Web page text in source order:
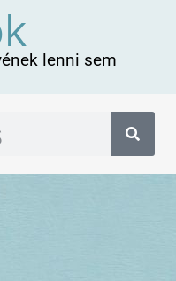
lenni sem